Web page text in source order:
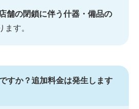
舗の閉鎖に伴う什器・備品の
ます。
すか？追加料金は発生します